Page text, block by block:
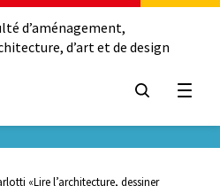
d’aménagement,
d’art et de design
«Lire l’architecture, dessiner